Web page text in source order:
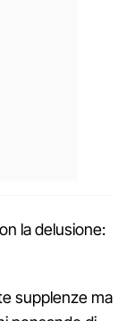
la delusione:
supplenze ma